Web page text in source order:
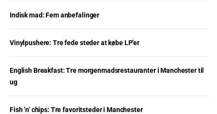
Indisk mad: Fem anbefalinger
Vinylpushere: Tre fede steder at købe LP’er
English Breakfast: Tre morgenmadsrestauranter i Manchester til
ug
Fish ’n’ chips: Tre favoritsteder i Manchester